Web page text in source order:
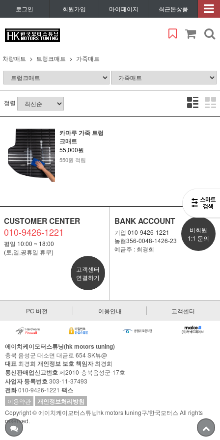
로그인 회원가입 마이페이지 최근본상품
차량매트 트렁크매트 가죽매트
정렬
카마루 가죽 트렁
크매트
55,000원
550원 적립
CUSTOMER CENTER
010-9426-1221
평일 10:00 ~ 18:00
(토,일,공휴일 휴무)
고객센터
연결하기
BANK ACCOUNT
기업 010-9426-1221
농협356-0048-1426-23
예금주 : 최경희
비회원
1:1 문의
PC 버전 이용안내 고객센터
에이치케이모터스튜닝(hk motors tuning)
충북 음성군 대소면 대금로 654 SK뷰@
대표 최경희 개인정보 보호 책임자최경희
통신판매업신고번호제2010-충북음성군-17호
사업자 등록번호303-11-37493
전화010-9426-1221 팩스
이용약관 개인정보처리방침
Copyright © 에이치케이모터스튜닝hk motors tuning구/한국모터스 All rights
reserved.